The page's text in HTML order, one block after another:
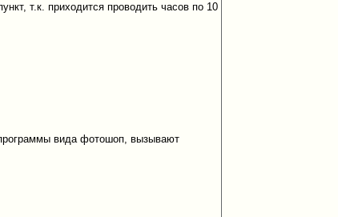
т.к. приходится проводить часов по 10
вида фотошоп, вызывают